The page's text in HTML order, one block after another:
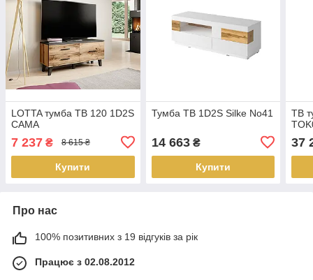
LOTTA тумба ТВ 120 1D2S
CAMA
7 237 ₴ 8 615 ₴
Купити
Тумба ТВ 1D2S Silke No41
14 663₴
Купити
ТВ
37
Про нас
100% позитивних з 19 відгуків за рік
Працює з 02.08.2012